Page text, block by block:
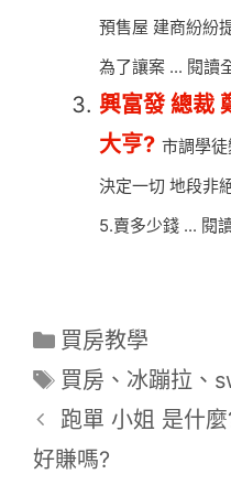
預售屋 建商紛紛
為了讓案 ... 閱讀
興富發 總裁
大亨? 市調學
決定一切 地段非
5.賣多少錢 ... 閱
分
類
買房教學
標
籤
買房 、 冰蹦拉 、
跑單 小姐 是什
好賺嗎?